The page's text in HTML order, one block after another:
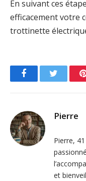
En suivant ces
efficacement votre
trottinette
FacebookTwitter
Pierre
Pierre,
et